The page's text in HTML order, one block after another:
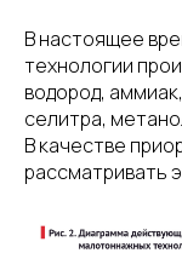
В настоящее
технологии
водород,
селитра,
В качестве
рассматривать